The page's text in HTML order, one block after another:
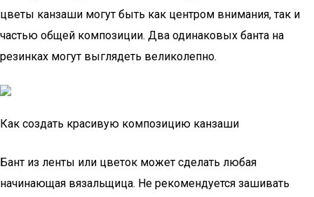
цветы канзаши могут быть как центром внимания, так и
частью общей композиции. Два одинаковых банта на
резинках могут выглядеть великолепно.
Как создать красивую композицию канзаши
Бант из ленты или цветок может сделать любая
начинающая вязальщица. Не рекомендуется зашивать